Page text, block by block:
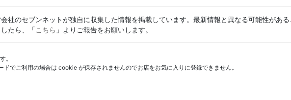
社のセブンネットが独自に収集した情報を掲載しています。最新情報と異なる可能性があ
たら、「こちら 」よりご報告をお願いします。
。
でご利用の場合は cookie が保存されませんのでお店をお気に入りに登録できません。